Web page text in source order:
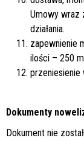
Umowy wraz
działania.
zapewnienie
ilości – 250
przeniesienie
Dokumenty
Dokument nie